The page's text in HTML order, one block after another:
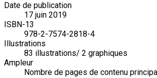
Date de publication
17 juin 2019
ISBN-13
978-2-7574-2818-4
Illustrations
83 illustrations/ 2 graphiques
Ampleur
Nombre de pages de contenu